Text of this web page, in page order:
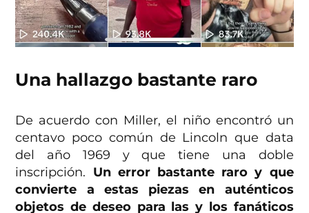
Una hallazgo bastante raro
De acuerdo con Miller, el niño encontró un
centavo poco común de Lincoln que data
del año 1969 y que tiene una doble
inscripción. Un error bastante raro y que
convierte a estas piezas en auténticos
objetos de deseo para las y los fanáticos